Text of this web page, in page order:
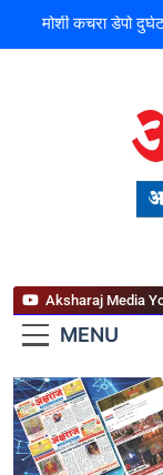
मोशी कचरा डेपो
पहाटे घरफोड्या,
फ्लॅट
मोशी कचरा डेपो
शिळगावच्या
MENU
Aksharaj Media